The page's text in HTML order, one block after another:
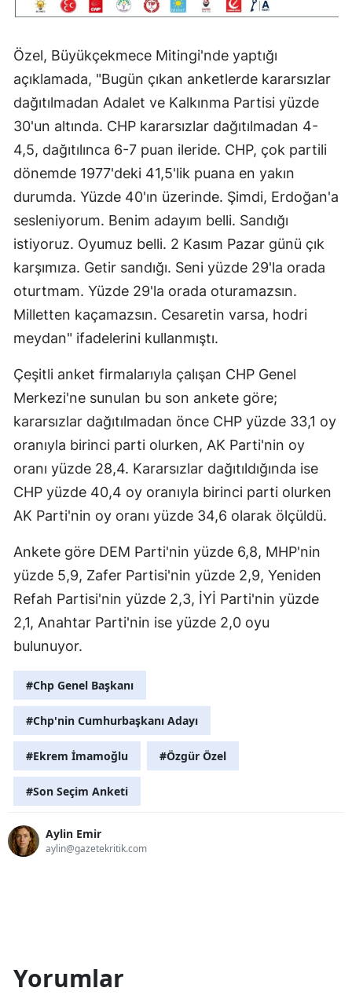
Özel, Büyükçekmece Mitingi'nde yaptığı
açıklamada, "Bugün çıkan anketlerde kararsızlar
dağıtılmadan Adalet ve Kalkınma Partisi yüzde
30'un altında. CHP kararsızlar dağıtılmadan 4-
4,5, dağıtılınca 6-7 puan ileride. CHP, çok partili
dönemde 1977'deki 41,5'lik puana en yakın
durumda. Yüzde 40'ın üzerinde. Şimdi, Erdoğan'a
sesleniyorum. Benim adayım belli. Sandığı
istiyoruz. Oyumuz belli. 2 Kasım Pazar günü çık
karşımıza. Getir sandığı. Seni yüzde 29'la orada
oturtmam. Yüzde 29'la orada oturamazsın.
Milletten kaçamazsın. Cesaretin varsa, hodri
meydan" ifadelerini kullanmıştı.
Çeşitli anket firmalarıyla çalışan CHP Genel
Merkezi'ne sunulan bu son ankete göre;
kararsızlar dağıtılmadan önce CHP yüzde 33,1 oy
oranıyla birinci parti olurken, AK Parti'nin oy
oranı yüzde 28,4. Kararsızlar dağıtıldığında ise
CHP yüzde 40,4 oy oranıyla birinci parti olurken
AK Parti'nin oy oranı yüzde 34,6 olarak ölçüldü.
Ankete göre DEM Parti'nin yüzde 6,8, MHP'nin
yüzde 5,9, Zafer Partisi'nin yüzde 2,9, Yeniden
Refah Partisi'nin yüzde 2,3, İYİ Parti'nin yüzde
2,1, Anahtar Parti'nin ise yüzde 2,0 oyu
bulunuyor.
#Chp Genel Başkanı
#Chp'nin Cumhurbaşkanı Adayı
#Ekrem İmamoğlu #Özgür Özel
#Son Seçim Anketi
Aylin Emir
aylin@gazetekritik.com
Yorumlar